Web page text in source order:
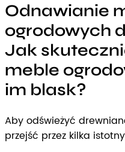
Odnawianie
ogrodowych
Jak
meble
im blask?
Aby odświeżyć
przejść przez kilka